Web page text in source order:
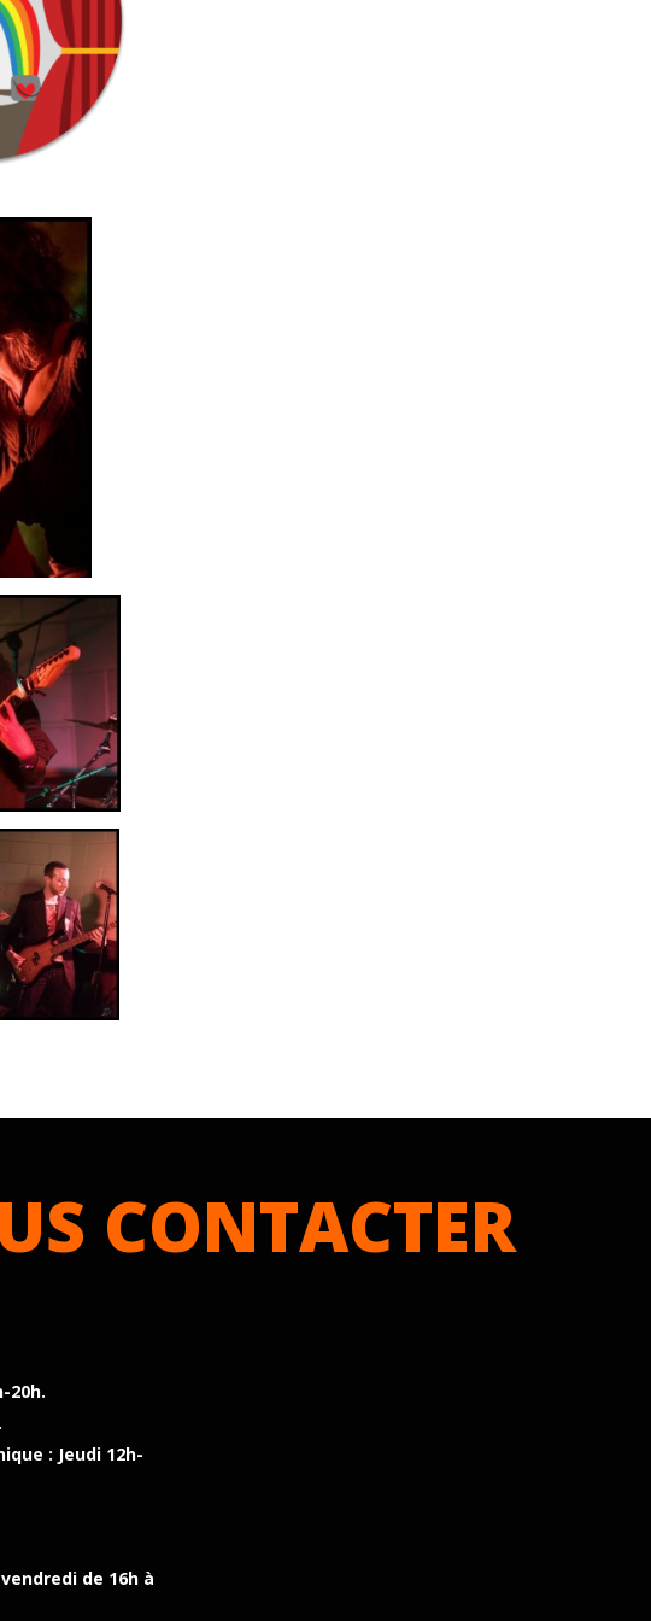
CONTACTER
20h.
: Jeudi 12h-
de 16h à